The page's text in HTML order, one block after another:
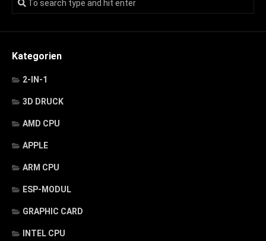
Kategorien
2-IN-1
3D DRUCK
AMD CPU
APPLE
ARM CPU
ESP-MODUL
GRAPHIC CARD
INTEL CPU